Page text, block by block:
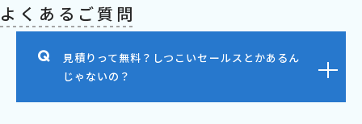
よくあるご質問
見積りって無料？しつこいセールスとかあるん
じゃないの？